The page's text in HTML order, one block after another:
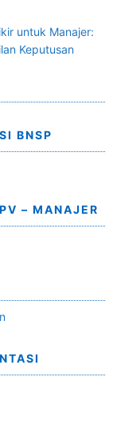
untuk Manajer:
Keputusan
BNSP
– MANAJER